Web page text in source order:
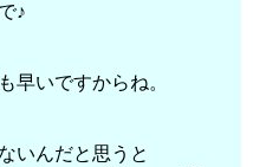
♪
早いですからね。
いんだと思うと